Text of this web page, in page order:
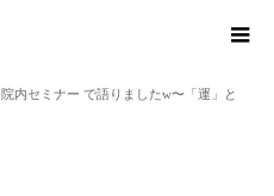
院内セミナー で語りましたw〜「運」と